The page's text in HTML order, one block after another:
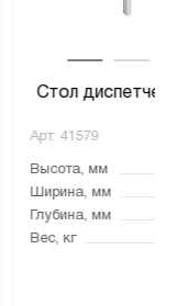
Стол
Арт. 41579
Высота, мм
Ширина, мм
Глубина, мм
Вес, кг